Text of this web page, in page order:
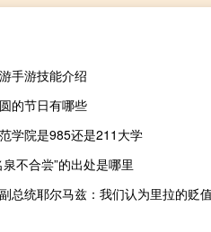
手游技能介绍
的节日有哪些
学院是985还是211大学
泉不合尝”的出处是哪里
总统耶尔马兹：我们认为里拉的贬